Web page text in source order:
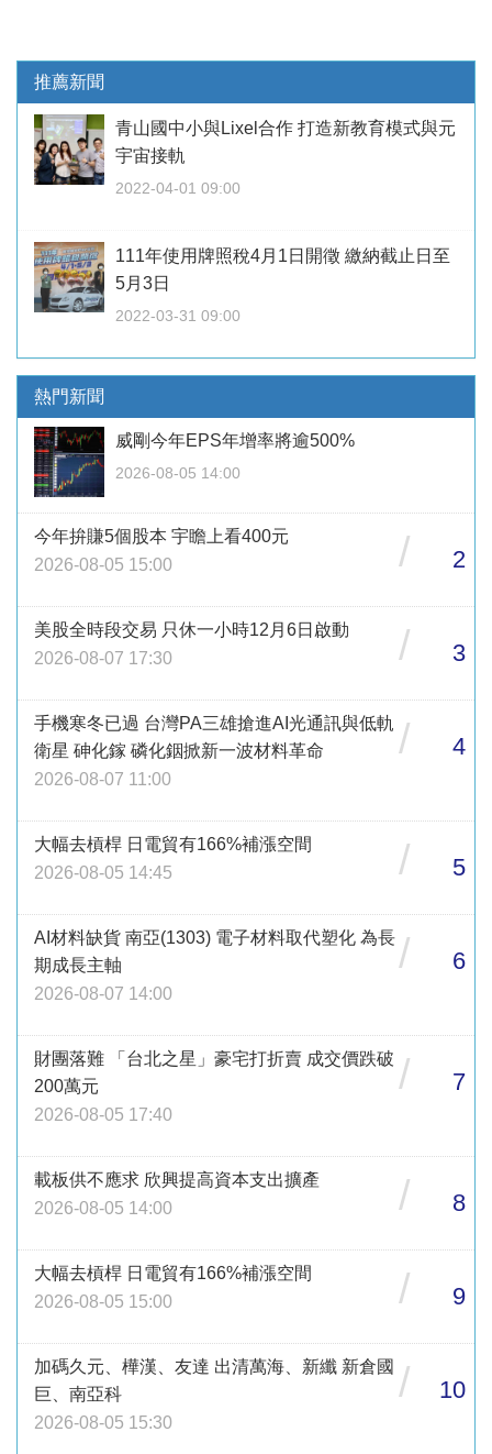
推薦新聞
青山國中小與Lixel合作 打造新教育模式與元
宇宙接軌
2022-04-01 09:00
111年使用牌照稅4月1日開徵 繳納截止日至
5月3日
2022-03-31 09:00
熱門新聞
威剛今年EPS年增率將逾500%
2026-08-05 14:00
今年拚賺5個股本 宇瞻上看400元
2026-08-05 15:00
/ 2
美股全時段交易 只休一小時12月6日啟動
2026-08-07 17:30
/ 3
手機寒冬已過 台灣PA三雄搶進AI光通訊與低軌
衛星 砷化鎵 磷化銦掀新一波材料革命
2026-08-07 11:00
/ 4
大幅去槓桿 日電貿有166%補漲空間
2026-08-05 14:45
/ 5
AI材料缺貨 南亞(1303) 電子材料取代塑化 為長
期成長主軸
2026-08-07 14:00
/ 6
財團落難 「台北之星」豪宅打折賣 成交價跌破
200萬元
2026-08-05 17:40
/ 7
載板供不應求 欣興提高資本支出擴產
2026-08-05 14:00
/ 8
大幅去槓桿 日電貿有166%補漲空間
2026-08-05 15:00
/ 9
加碼久元、樺漢、友達 出清萬海、新纖 新倉國
巨、南亞科
2026-08-05 15:30
/ 10